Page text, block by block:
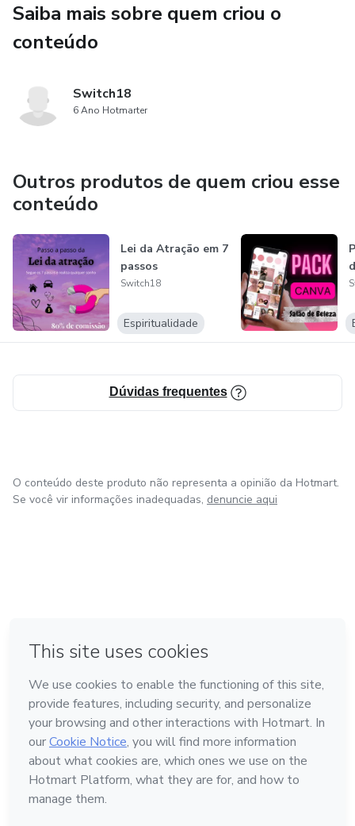
5. O e-book é uma forma prática e acessível de aprender a
cuidar do seu cabelo, sem precisar sair de casa ou gastar
Saiba mais sobre quem criou o
conteúdo
Switch18
6 Ano Hotmarter
Outros produtos de quem criou esse
conteúdo
Lei da Atração em 7
passos
Switch18
Espiritualidade
Dúvidas frequentes
O conteúdo deste produto não representa a opinião da Hotmart.
Se você vir informações inadequadas, denuncie aqui
Feito com ❤ em Bogotá
Conheça a Hotmart
Idioma
Português